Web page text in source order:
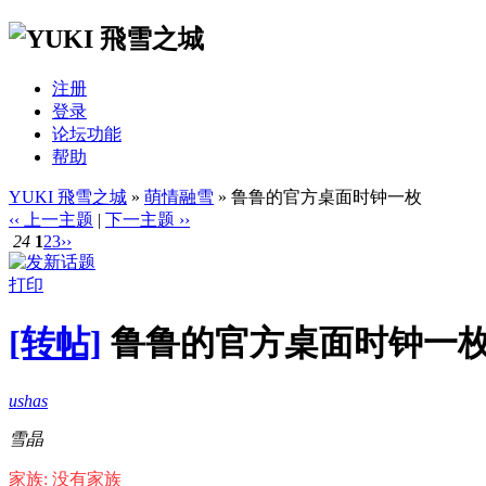
注册
登录
论坛功能
帮助
YUKI 飛雪之城 » 萌情融雪 » 鲁鲁的官方桌面时钟一枚
‹‹ 上一主题 | 下一主题 ››
24 123››
打印
[转帖] 鲁鲁的官方桌面时钟一
ushas
雪晶
家族: 没有家族